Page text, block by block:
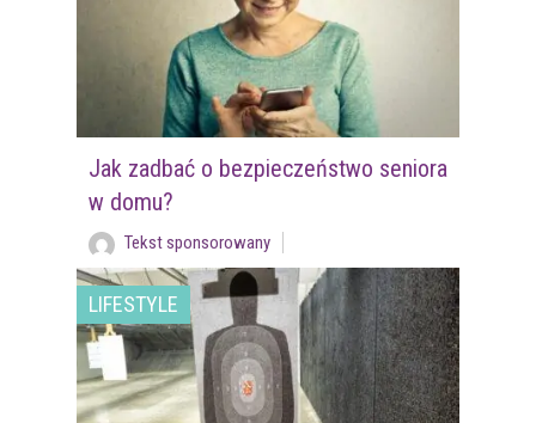
Jak zadbać o bezpieczeństwo seniora
w domu?
Tekst sponsorowany
LIFESTYLE